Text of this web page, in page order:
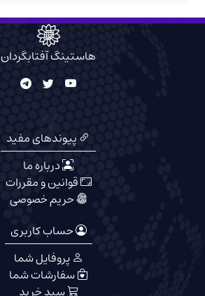
هاستینگ آفتابگردان
پیوندهای مفید
درباره ما
قوانین و مقررات
حریم خصوصی
حساب کاربری
پروفایل شما
سفارشات شما
سبد خرید